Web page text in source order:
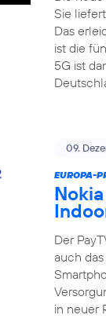
Sie
Das
ist die
5G ist
09.
EUROPA-
Der
auch
in neuer